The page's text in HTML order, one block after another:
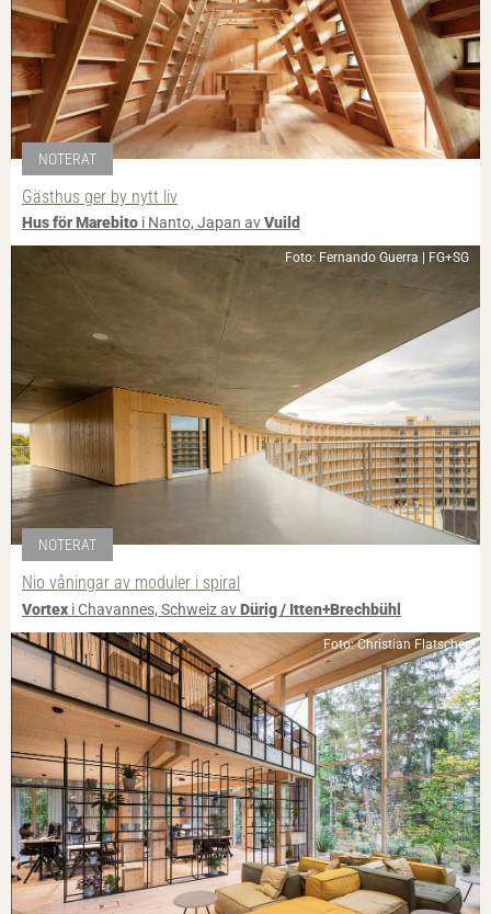
NOTERAT
Gästhus ger by nytt liv
Hus för Marebito i Nanto, Japan avVuild
Foto: Fernando Guerra | FG+SG
NOTERAT
Nio våningar av moduler i spiral
Vortex i Chavannes, Schweiz avDürig / Itten+Brechbühl
Foto: Christian Flatscher